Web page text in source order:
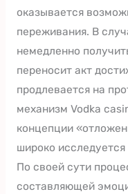
оказывается
переживания. В
немедленно
переносит акт
продлевается на
механизм Vodka
концепции
широко
По своей сути
составляющей